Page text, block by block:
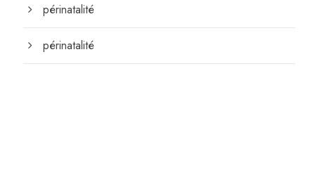
périnatalité
périnatalité